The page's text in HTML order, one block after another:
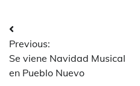
Navegación
de
entradas
Previous:
Se viene Navidad Musical
en Pueblo Nuevo